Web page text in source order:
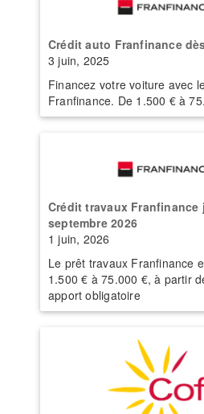
Crédit auto Franfinance
3 juin, 2025
Financez votre voiture avec
Franfinance. De 1.500 € à
Crédit travaux Franfinance
septembre 2026
1 juin, 2026
Le prêt travaux Franfinance
1.500 € à 75.000 €, à partir
apport obligatoire